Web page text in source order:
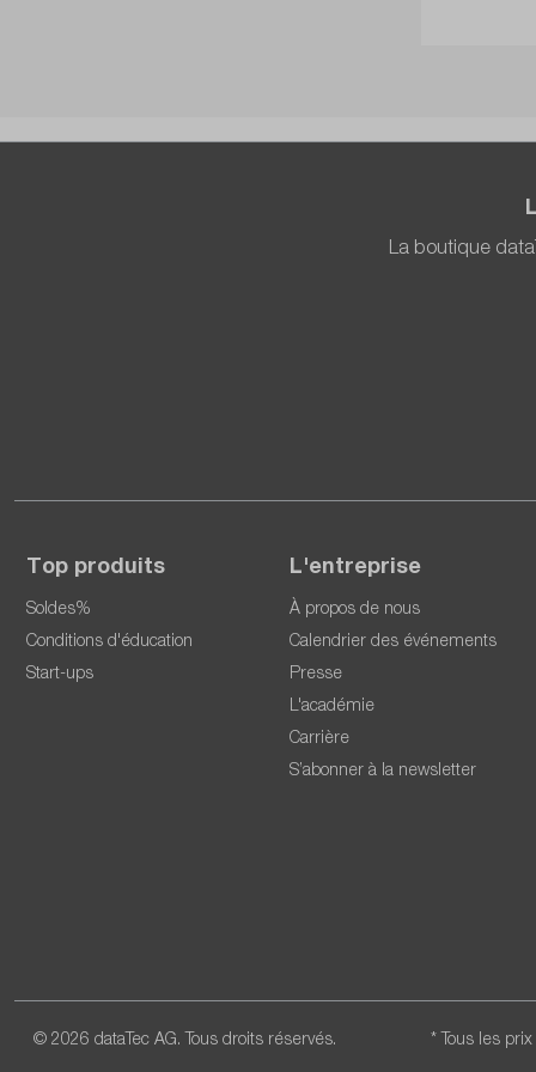
La boutique
Top produits
Soldes%
Conditions d'éducation
Start-ups
L'entreprise
À propos de nous
Calendrier des événements
Presse
L'académie
Carrière
S’abonner à la newsletter
© 2026 dataTec AG. Tous droits réservés. * Tous les